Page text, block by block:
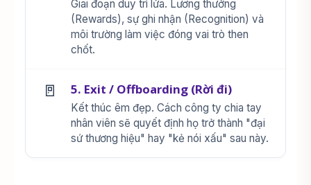
Giai đoạn duy trì lửa. Lương thưởng
(Rewards), sự ghi nhận (Recognition) và
môi trường làm việc đóng vai trò then
chốt.
🚪 5. Exit / Offboarding (Rời đi)
Kết thúc êm đẹp. Cách công ty chia tay
nhân viên sẽ quyết định họ trở thành "đại
sứ thương hiệu" hay "kẻ nói xấu" sau này.